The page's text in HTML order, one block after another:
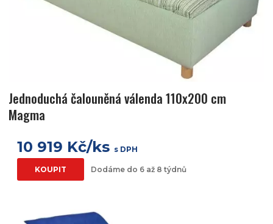
Jednoduchá čalouněná válenda 110x200 cm
Magma
10 919 Kč/ks s DPH
KOUPIT Dodáme do 6 až 8 týdnů